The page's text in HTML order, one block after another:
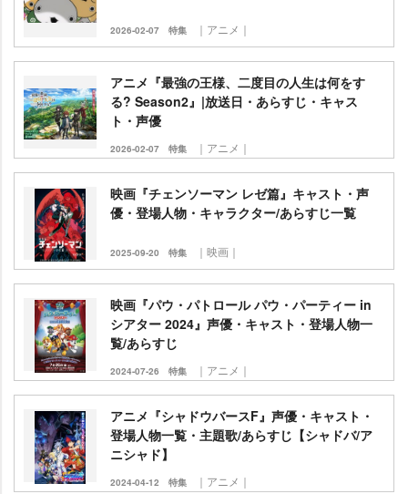
2026-02-07 特集 ｜アニメ｜
アニメ『最強の王様、二度目の人生は何をす
る? Season2』|放送日・あらすじ・キャス
ト・声優
2026-02-07 特集 ｜アニメ｜
映画『チェンソーマン レゼ篇』キャスト・声
優・登場人物・キャラクター/あらすじ一覧
2025-09-20 特集 ｜映画｜
映画『パウ・パトロール パウ・パーティー in
シアター 2024』声優・キャスト・登場人物一
覧/あらすじ
2024-07-26 特集 ｜アニメ｜
アニメ『シャドウバースF』声優・キャスト・
登場人物一覧・主題歌/あらすじ【シャドバ/ア
ニシャド】
2024-04-12 特集 ｜アニメ｜